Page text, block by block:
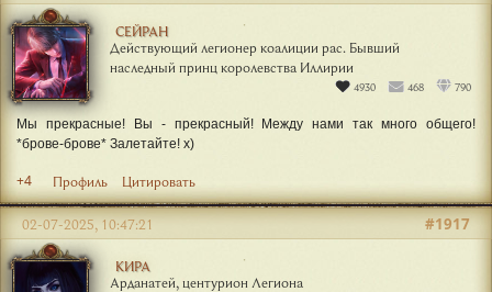
СЕЙРАН
Действующий легионер коалиции рас. Бывший
наследный принц королевства Иллирии
4930 468 790
Мы прекрасные! Вы - прекрасный! Между нами так много общего!
*брове-брове* Залетайте! х)
+4 Профиль Цитировать
КИРА
Арданатей, центурион Легиона
#1917
02-07-2025, 10:47:21